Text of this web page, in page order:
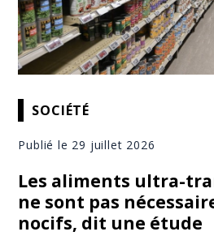
SOCIÉTÉ
Publié le 29 juillet 2026
Les aliments ultra-
ne sont pas
nocifs, dit une étude